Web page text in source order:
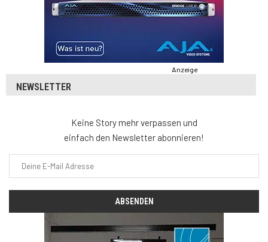
Anzeige
NEWSLETTER
Keine Story mehr verpassen und
einfach den Newsletter abonnieren!